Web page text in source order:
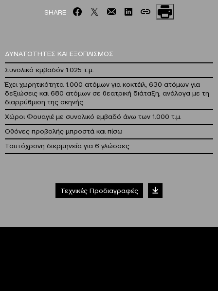
SHARE
ΔΥΝΑΤΟΤΗΤΕΣ ΚΑΙ ΕΞΟΠΛΙΣΜΟΣ
Συνολικό εμβαδόν 1.025 τ.μ.
Έχει χωρητικότητα 1.000 ατόμων για κοκτέιλ, 630 ατόμων για
δεξιώσεις και 680 ατόμων σε θεατρική διάταξη, ανάλογα με τη
διαρρύθμιση της σκηνής
Χώροι Φουαγιέ με συνολικό εμβαδό άνω των 1.000 τ.μ.
Οθόνες προβολής μπροστά και πίσω
Ταυτόχρονη διερμηνεία για 6 γλώσσες
Τεχνικές Προδιαγραφές